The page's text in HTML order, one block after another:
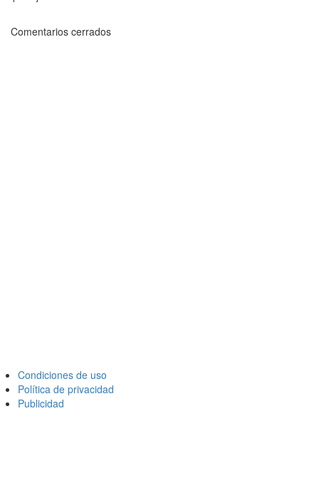
Comentarios cerrados
Condiciones de uso
Política de privacidad
Publicidad